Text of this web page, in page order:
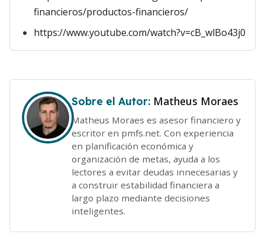
financieros/productos-financieros/
https://www.youtube.com/watch?v=cB_wlBo43j0
Sobre el Autor: Matheus Moraes
Matheus Moraes es asesor financiero y
escritor en pmfs.net. Con experiencia
en planificación económica y
organización de metas, ayuda a los
lectores a evitar deudas innecesarias y
a construir estabilidad financiera a
largo plazo mediante decisiones
inteligentes.